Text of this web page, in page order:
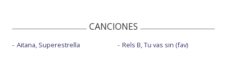
CANCIONES
Aitana, Superestrella Rels B, Tu vas sin (fav)